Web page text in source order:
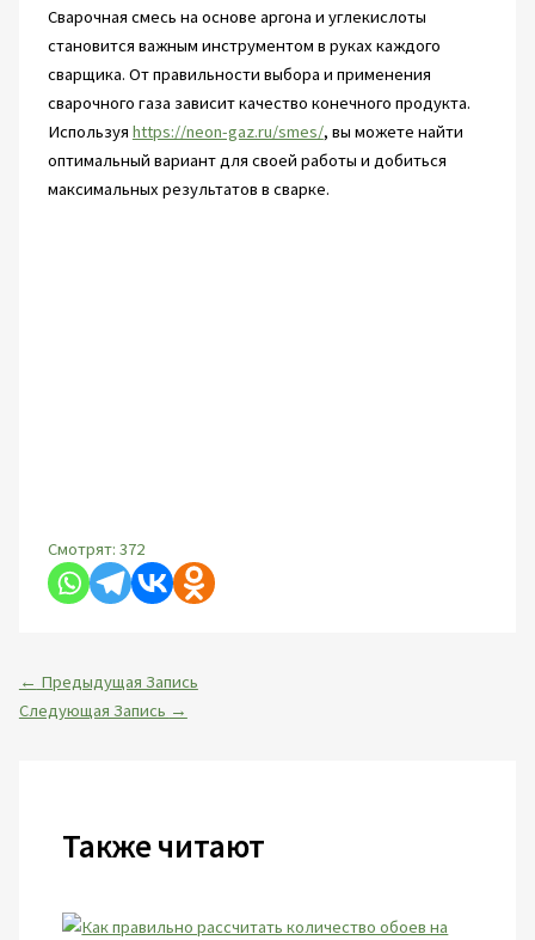
Сварочная смесь на основе аргона и углекислоты
становится важным инструментом в руках каждого
сварщика. От правильности выбора и применения
сварочного газа зависит качество конечного продукта.
Используя https://neon-gaz.ru/smes/, вы можете найти
оптимальный вариант для своей работы и добиться
максимальных результатов в сварке.
Смотрят: 372
← Предыдущая Запись
Следующая Запись →
Также читают